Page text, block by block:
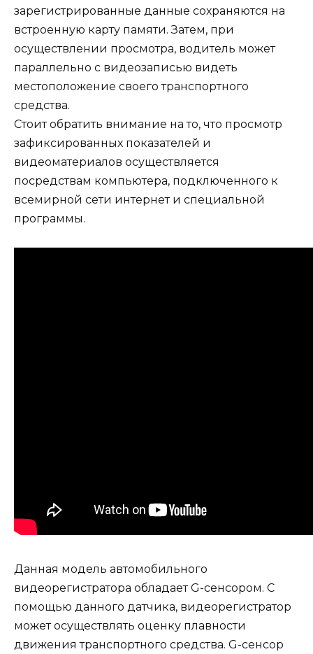
зарегистрированные данные сохраняются на
встроенную карту памяти. Затем, при
осуществлении просмотра, водитель может
параллельно с видеозаписью видеть
местоположение своего транспортного
средства.
Стоит обратить внимание на то, что просмотр
зафиксированных показателей и
видеоматериалов осуществляется
посредствам компьютера, подключенного к
всемирной сети интернет и специальной
программы.
Данная модель автомобильного
видеорегистратора обладает G-сенсором. С
помощью данного датчика, видеорегистратор
может осуществлять оценку плавности
движения транспортного средства. G-сенсор